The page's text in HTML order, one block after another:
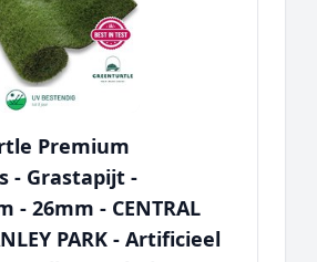
Premium
- Grastapijt -
- 26mm - CENTRAL
PARK - Artificieel